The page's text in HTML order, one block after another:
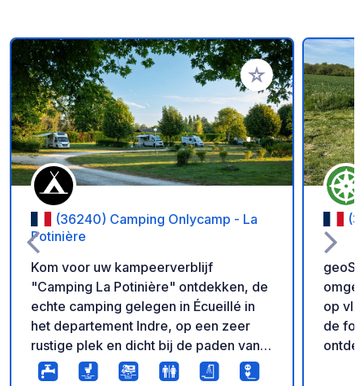
Voeg toe aan je
(36240) Camping Onlycamp - La
Potinière
Kom voor uw kampeerverblijf
"Camping La Potinière" ontdekken, de
echte camping gelegen in Écueillé in
het departement Indre, op een zeer
rustige plek en dicht bij de paden van
het regionale natuurpark van de
op
de
ontdekken.